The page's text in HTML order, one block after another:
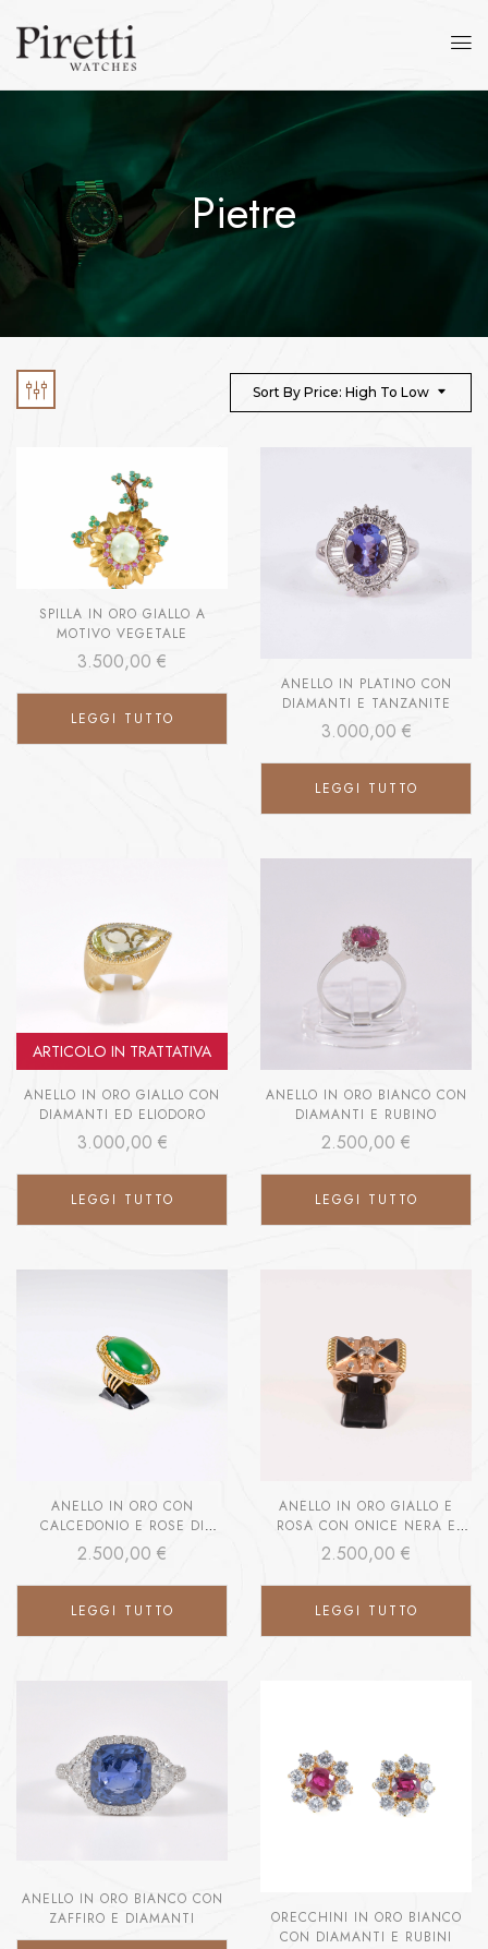
Pietre
Sort By Price: High To Low
SPILLA IN ORO GIALLO A
MOTIVO VEGETALE
3.500,00 €
LEGGI TUTTO
ANELLO IN PLATINO CON
DIAMANTI E TANZANITE
3.000,00 €
LEGGI TUTTO
ARTICOLO IN TRATTATIVA
ANELLO IN ORO GIALLO CON
DIAMANTI ED ELIODORO
3.000,00 €
LEGGI TUTTO
ANELLO IN ORO BIANCO CON
DIAMANTI E RUBINO
2.500,00 €
LEGGI TUTTO
ANELLO IN ORO CON
CALCEDONIO E ROSE DI
DIAMANTE
2.500,00 €
LEGGI TUTTO
ANELLO IN ORO GIALLO E
ROSA CON ONICE NERA E
DIAMANTI
2.500,00 €
LEGGI TUTTO
ANELLO IN ORO BIANCO CON
ZAFFIRO E DIAMANTI
ORECCHINI IN ORO BIANCO
CON DIAMANTI E RUBINI